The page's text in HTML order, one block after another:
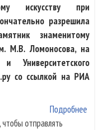
искусству при
разрешила
знаменитому
М.В. Ломоносова, на
Университетского
со ссылкой на РИА
Подробнее
, чтобы отправлять